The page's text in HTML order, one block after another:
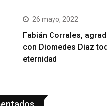
26 mayo, 2022
Fabián Corrales,
con Diomedes Diaz
eternidad